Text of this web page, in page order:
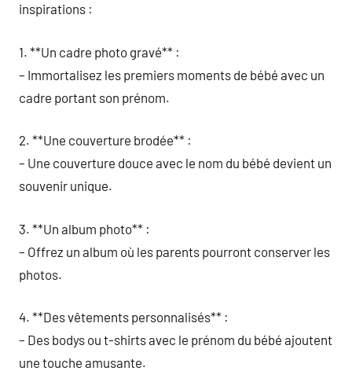
inspirations :
1. **Un cadre photo gravé** :
– Immortalisez les premiers moments de bébé avec un
cadre portant son prénom.
2. **Une couverture brodée** :
– Une couverture douce avec le nom du bébé devient un
souvenir unique.
3. **Un album photo** :
– Offrez un album où les parents pourront conserver les
photos.
4. **Des vêtements personnalisés** :
– Des bodys ou t-shirts avec le prénom du bébé ajoutent
une touche amusante.